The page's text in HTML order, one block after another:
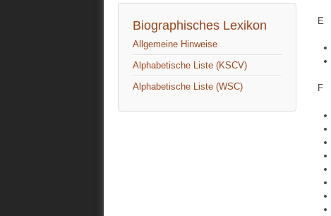
Biographisches Lexikon
Allgemeine Hinweise
Alphabetische Liste (KSCV)
Alphabetische Liste (WSC)
E
F